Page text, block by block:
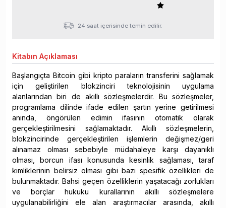
24 saat içerisinde temin edilir.
Kitabın Açıklaması
Başlangıçta Bitcoin gibi kripto paraların transferini sağlamak
için geliştirilen blokzinciri teknolojisinin uygulama
alanlarından biri de akıllı sözleşmelerdir. Bu sözleşmeler,
programlama dilinde ifade edilen şartın yerine getirilmesi
anında, öngörülen edimin ifasının otomatik olarak
gerçekleştirilmesini sağlamaktadır. Akıllı sözleşmelerin,
blokzincirinde gerçekleştirilen işlemlerin değişmez/geri
alınamaz olması sebebiyle müdahaleye karşı dayanıklı
olması, borcun ifası konusunda kesinlik sağlaması, taraf
kimliklerinin belirsiz olması gibi bazı spesifik özellikleri de
bulunmaktadır. Bahsi geçen özelliklerin yaşatacağı zorlukları
ve borçlar hukuku kurallarının akıllı sözleşmelere
uygulanabilirliğini ele alan araştırmacılar arasında, akıllı